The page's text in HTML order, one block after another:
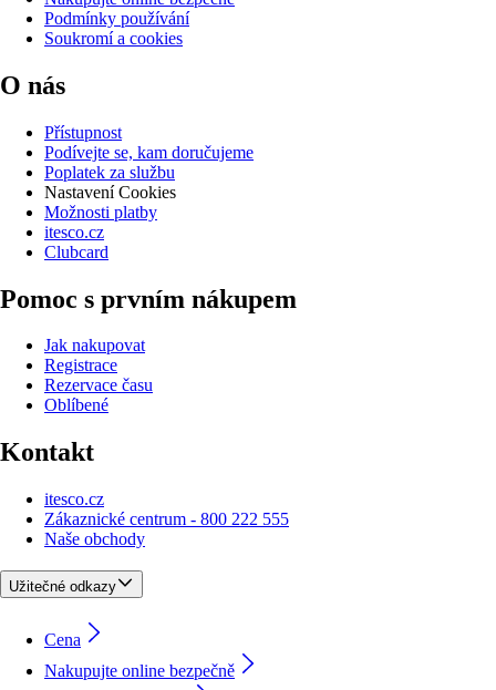
Podmínky používání
Soukromí a cookies
O nás
Přístupnost
Podívejte se, kam doručujeme
Poplatek za službu
Nastavení Cookies
Možnosti platby
itesco.cz
Clubcard
Pomoc s prvním nákupem
Jak nakupovat
Registrace
Rezervace času
Oblíbené
Kontakt
itesco.cz
Zákaznické centrum - 800 222 555
Naše obchody
Užitečné odkazy
Cena
Nakupujte online bezpečně